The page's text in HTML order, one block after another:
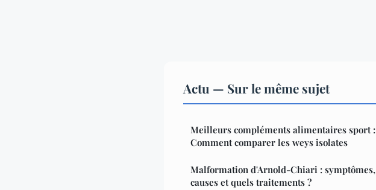
Actu — Sur le même sujet
Meilleurs compléments alimentaires sport :
Comment comparer les weys isolates
Malformation d'Arnold-Chiari : symptômes,
causes et quels traitements ?